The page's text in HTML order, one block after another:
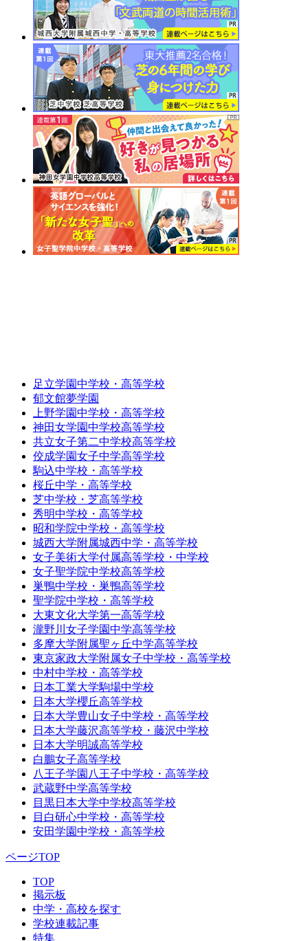
足立学園中学校・高等学校
郁文館夢学園
上野学園中学校・高等学校
神田女学園中学校高等学校
共立女子第二中学校高等学校
佼成学園女子中学高等学校
駒込中学校・高等学校
桜丘中学・高等学校
芝中学校・芝高等学校
秀明中学校・高等学校
昭和学院中学校・高等学校
城西大学附属城西中学・高等学校
女子美術大学付属高等学校・中学校
女子聖学院中学校高等学校
巣鴨中学校・巣鴨高等学校
聖学院中学校・高等学校
大東文化大学第一高等学校
瀧野川女子学園中学高等学校
多摩大学附属聖ヶ丘中学高等学校
東京家政大学附属女子中学校・高等学校
中村中学校・高等学校
日本工業大学駒場中学校
日本大学櫻丘高等学校
日本大学豊山女子中学校・高等学校
日本大学藤沢高等学校・藤沢中学校
日本大学明誠高等学校
白鵬女子高等学校
八王子学園八王子中学校・高等学校
武蔵野中学高等学校
目黒日本大学中学校高等学校
目白研心中学校・高等学校
安田学園中学校・高等学校
ページTOP
TOP
掲示板
中学・高校を探す
学校連載記事
特集